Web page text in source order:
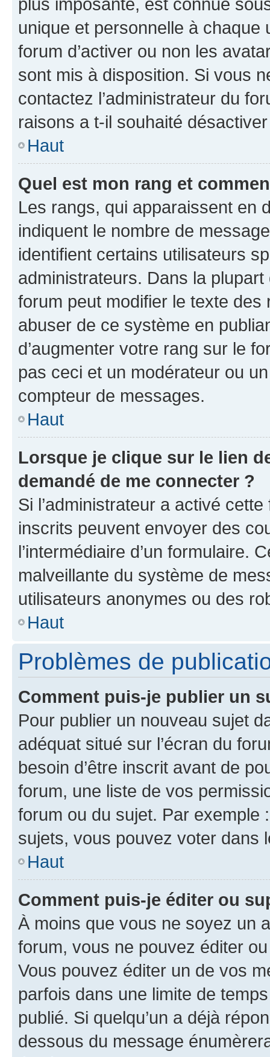
unique et personnelle à chaque
forum d’activer ou non les
sont mis à disposition. Si vous
contactez l’administrateur du
raisons a t-il souhaité
Haut
Quel est mon rang et
Les rangs, qui apparaissent en
indiquent le nombre de
identifient certains utilisateurs
administrateurs. Dans la
forum peut modifier le texte
abuser de ce système en
d’augmenter votre rang sur le
pas ceci et un modérateur ou
compteur de messages.
Haut
Lorsque je clique sur le lien
demandé de me connecter ?
Si l’administrateur a activé
inscrits peuvent envoyer des
l’intermédiaire d’un formulaire.
malveillante du système de
utilisateurs anonymes ou des
Haut
Problèmes de
Comment puis-je publier un
Pour publier un nouveau sujet
adéquat situé sur l’écran du
besoin d’être inscrit avant de
forum, une liste de vos
forum ou du sujet. Par exemple
sujets, vous pouvez voter dans
Haut
Comment puis-je éditer ou
À moins que vous ne soyez un
forum, vous ne pouvez éditer
Vous pouvez éditer un de vos
parfois dans une limite de
publié. Si quelqu’un a déjà
dessous du message